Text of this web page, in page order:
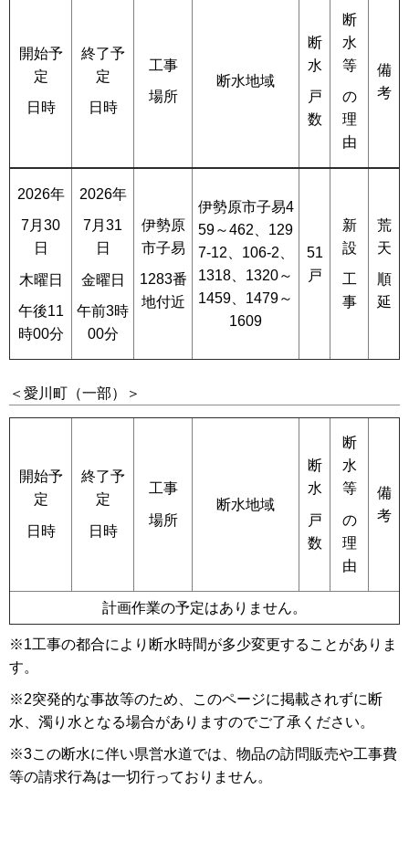
開始予
定
日時
終了予
定
日時
工事
場所
断水地域
断
水
戸
数
断
水
等
の
理
由
備
考
2026年
7月30
日
木曜日
午後11
時00分
2026年
7月31
日
金曜日
午前3時
00分
伊勢原
市子易
1283番
地付近
伊勢原市子易4
59～462、129
7-12、106-2、
1318、1320～
1459、1479～
1609
51
戸
新
設
工
事
荒
天
順
延
＜愛川町（一部）＞
開始予
定
日時
終了予
定
日時
工事
場所
断水地域
断
水
戸
数
断
水
等
の
理
由
備
考
計画作業の予定はありません。
※1工事の都合により断水時間が多少変更することがありま
す。
※2突発的な事故等のため、このページに掲載されずに断
水、濁り水となる場合がありますのでご了承ください。
※3この断水に伴い県営水道では、物品の訪問販売や工事費
等の請求行為は一切行っておりません。